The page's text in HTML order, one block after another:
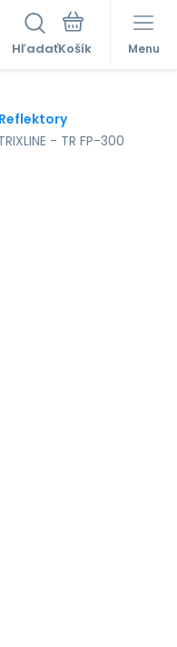
Hľadať Menu
Reflektory
- TR FP-300